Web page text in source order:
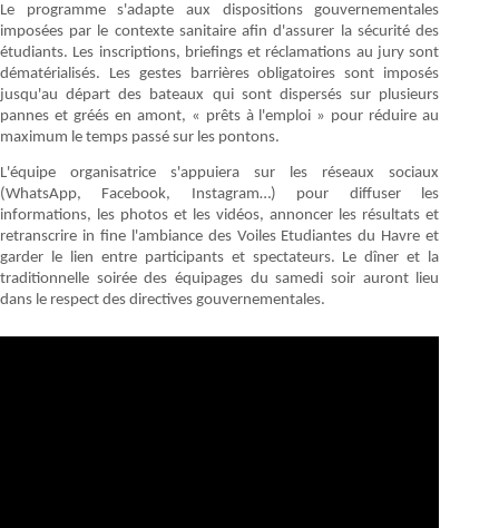
Le programme s'adapte aux dispositions gouvernementales
imposées par le contexte sanitaire afin d'assurer la sécurité des
étudiants. Les inscriptions, briefings et réclamations au jury sont
dématérialisés. Les gestes barrières obligatoires sont imposés
jusqu'au départ des bateaux qui sont dispersés sur plusieurs
pannes et gréés en amont, « prêts à l'emploi » pour réduire au
maximum le temps passé sur les pontons.
L'équipe organisatrice s'appuiera sur les réseaux sociaux
(WhatsApp, Facebook, Instagram…) pour diffuser les
informations, les photos et les vidéos, annoncer les résultats et
retranscrire in fine l'ambiance des Voiles Etudiantes du Havre et
garder le lien entre participants et spectateurs. Le dîner et la
traditionnelle soirée des équipages du samedi soir auront lieu
dans le respect des directives gouvernementales.